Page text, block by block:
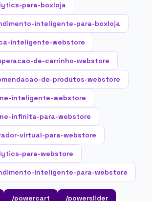
para-boxloja
inteligente-para-boxloja
inteligente-webstore
de-carrinho-webstore
de-produtos-webstore
inteligente-webstore
infinita-para-webstore
virtual-para-webstore
para-webstore
inteligente-para-webstore
/powercart
/powerslider